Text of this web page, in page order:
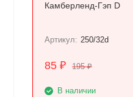
Камберленд-Гэп D
Артикул: 250/32d
85₽ 195₽
В наличии